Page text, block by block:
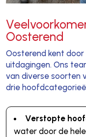
Oosterend
Oosterend kent
uitdagingen. Ons
van diverse soorten
drie
Verstopte
water door de